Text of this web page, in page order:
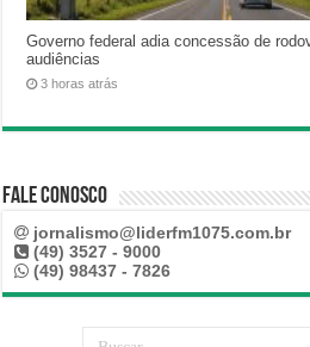
Governo federal adia concessão de
audiências
3 horas atrás
Fale Conosco
jornalismo@liderfm1075.com.br
(49) 3527 - 9000
(49) 98437 - 7826